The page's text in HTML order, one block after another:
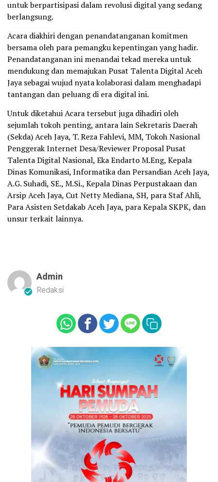
untuk berpartisipasi dalam revolusi digital yang sedang
berlangsung.
Acara diakhiri dengan penandatanganan komitmen
bersama oleh para pemangku kepentingan yang hadir.
Penandatanganan ini menandai tekad mereka untuk
mendukung dan memajukan Pusat Talenta Digital Aceh
Jaya sebagai wujud nyata kolaborasi dalam menghadapi
tantangan dan peluang di era digital ini.
Untuk diketahui Acara tersebut juga dihadiri oleh
sejumlah tokoh penting, antara lain Sekretaris Daerah
(Sekda) Aceh Jaya, T. Reza Fahlevi, MM, Tokoh Nasional
Penggerak Internet Desa/Reviewer Proposal Pusat
Talenta Digital Nasional, Eka Endarto M.Eng, Kepala
Dinas Komunikasi, Informatika dan Persandian Aceh Jaya,
A.G. Suhadi, SE., M.Si., Kepala Dinas Perpustakaan dan
Arsip Aceh Jaya, Cut Netty Mediana, SH, para Staf Ahli,
Para Asisten Setdakab Aceh Jaya, para Kepala SKPK, dan
unsur terkait lainnya.
Admin
Redaksi